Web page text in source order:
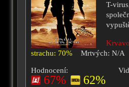
T-
strachu: 70%
Mrtvých: N/A
Hodnocení:
67% 62%